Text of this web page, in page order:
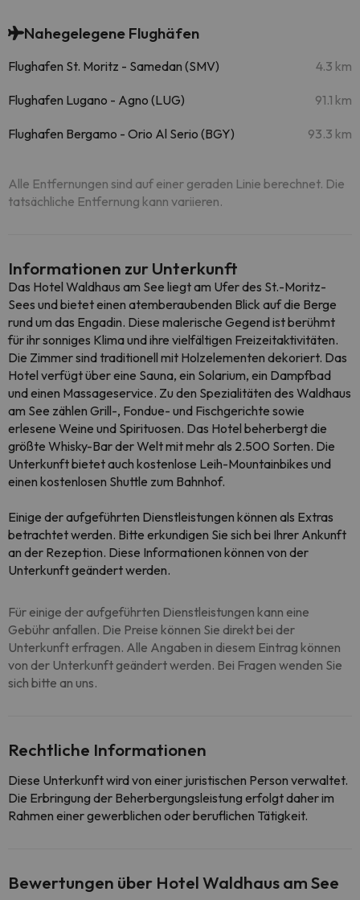
Nahegelegene Flughäfen
Flughafen St. Moritz - Samedan (SMV) 4.3 km
Flughafen Lugano - Agno (LUG) 91.1 km
Flughafen Bergamo - Orio Al Serio (BGY) 93.3 km
Alle Entfernungen sind auf einer geraden Linie berechnet. Die
tatsächliche Entfernung kann variieren.
Informationen zur Unterkunft
Das Hotel Waldhaus am See liegt am Ufer des St.-Moritz-
Sees und bietet einen atemberaubenden Blick auf die Berge
rund um das Engadin. Diese malerische Gegend ist berühmt
für ihr sonniges Klima und ihre vielfältigen Freizeitaktivitäten.
Die Zimmer sind traditionell mit Holzelementen dekoriert. Das
Hotel verfügt über eine Sauna, ein Solarium, ein Dampfbad
und einen Massageservice. Zu den Spezialitäten des Waldhaus
am See zählen Grill-, Fondue- und Fischgerichte sowie
erlesene Weine und Spirituosen. Das Hotel beherbergt die
größte Whisky-Bar der Welt mit mehr als 2.500 Sorten. Die
Unterkunft bietet auch kostenlose Leih-Mountainbikes und
einen kostenlosen Shuttle zum Bahnhof.
Einige der aufgeführten Dienstleistungen können als Extras
betrachtet werden. Bitte erkundigen Sie sich bei Ihrer Ankunft
an der Rezeption. Diese Informationen können von der
Unterkunft geändert werden.
Für einige der aufgeführten Dienstleistungen kann eine
Gebühr anfallen. Die Preise können Sie direkt bei der
Unterkunft erfragen. Alle Angaben in diesem Eintrag können
von der Unterkunft geändert werden. Bei Fragen wenden Sie
sich bitte an uns.
Rechtliche Informationen
Diese Unterkunft wird von einer juristischen Person verwaltet.
Die Erbringung der Beherbergungsleistung erfolgt daher im
Rahmen einer gewerblichen oder beruflichen Tätigkeit.
Bewertungen über Hotel Waldhaus am See